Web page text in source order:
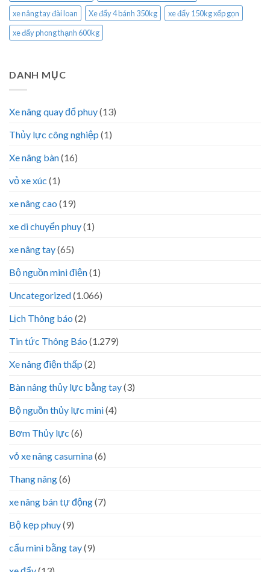
xe nâng tay đài loan
Xe đẩy 4 bánh 350kg
xe đẩy 150kg xếp gọn
xe đẩy phong thạnh 600kg
DANH MỤC
Xe nâng quay đổ phuy(13)
Thủy lực công nghiệp (1)
Xe nâng bàn(16)
vỏ xe xúc (1)
xe nâng cao (19)
xe di chuyển phuy(1)
xe nâng tay(65)
Bộ nguồn mini điện(1)
Uncategorized(1.066)
Lịch Thông báo (2)
Tin tức Thông Báo (1.279)
Xe nâng điện thấp (2)
Bàn nâng thủy lực bằng tay(3)
Bộ nguồn thủy lực mini(4)
Bơm Thủy lực (6)
vỏ xe nâng casumina(6)
Thang nâng(6)
xe nâng bán tự động(7)
Bộ kẹp phuy(9)
cẩu mini bằng tay(9)